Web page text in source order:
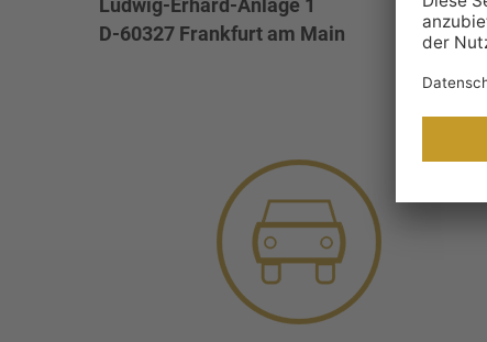
Ludwig-Erhard-Anlage 1
D-60327 Frankfurt am Main